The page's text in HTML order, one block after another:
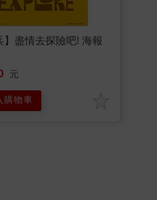
】盡情去探險吧! 海報
元
購物車